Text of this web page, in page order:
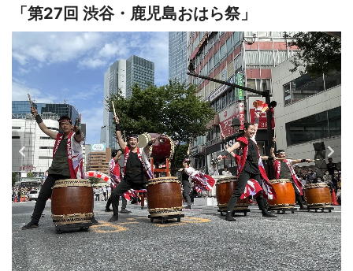
「第27回 渋谷・鹿児島おはら祭」